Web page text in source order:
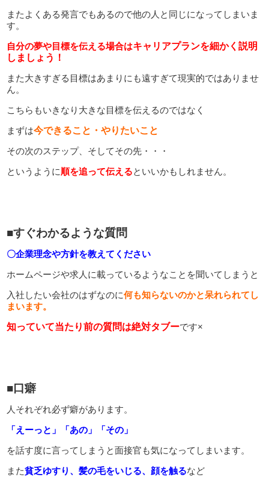
またよくある発言でもあるので他の人と同じになってしまいま
す。
自分の夢や目標を伝える場合はキャリアプランを細かく説明
しましょう！
また大きすぎる目標はあまりにも遠すぎて現実的ではありませ
ん。
こちらもいきなり大きな目標を伝えるのではなく
まずは今できること・やりたいこと
その次のステップ、そしてその先・・・
というように順を追って伝えるといいかもしれません。
■すぐわかるような質問
〇企業理念や方針を教えてください
ホームページや求人に載っているようなことを聞いてしまうと
入社したい会社のはずなのに何も知らないのかと呆れられてし
まいます。
知っていて当たり前の質問は絶対タブーです×
■口癖
人それぞれ必ず癖があります。
「えーっと」「あの」「その」
を話す度に言ってしまうと面接官も気になってしまいます。
また貧乏ゆすり、髪の毛をいじる、顔を触るなど